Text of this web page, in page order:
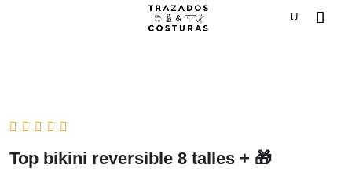
Top bikini reversible 8 talles + 🎁